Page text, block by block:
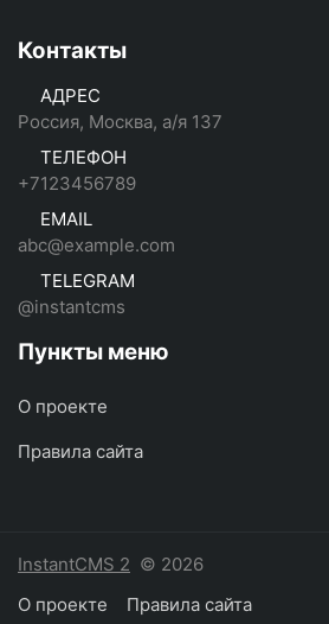
Контакты
АДРЕС
Россия, Москва, а/я 137
ТЕЛЕФОН
+7123456789
EMAIL
abc@example.com
TELEGRAM
@instantcms
Пункты меню
О проекте
Правила сайта
InstantCMS 2 © 2026
О проекте
Правила сайта